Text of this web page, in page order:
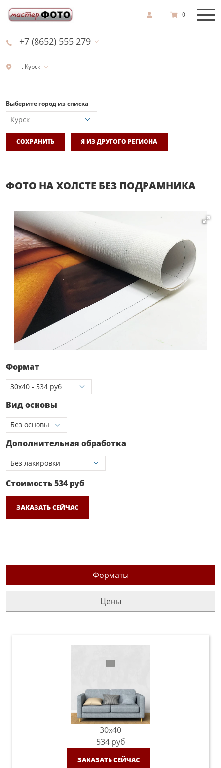
г. Курск
+7 (8652) 555 279
0
Выберите город из списка
СОХРАНИТЬ Я ИЗ ДРУГОГО РЕГИОНА
ФОТО НА ХОЛСТЕ БЕЗ ПОДРАМНИКА
Формат
Вид основы
Дополнительная обработка
Стоимость534 руб
ЗАКАЗАТЬ СЕЙЧАС
Форматы
Цены
30x40
534 руб
ЗАКАЗАТЬ СЕЙЧАС